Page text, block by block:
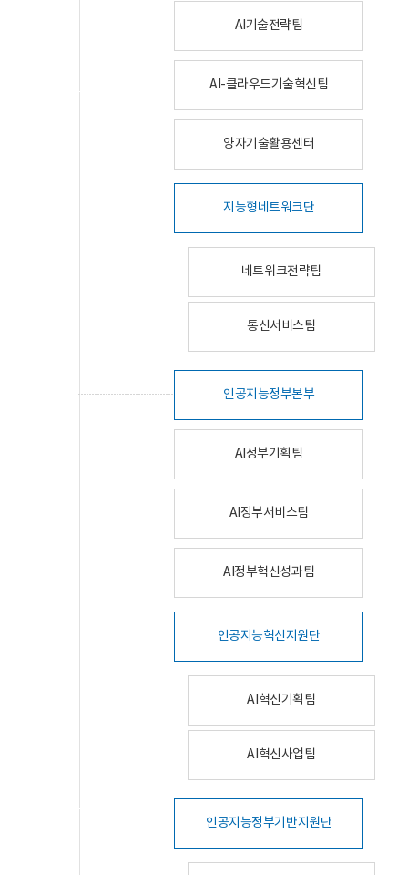
AI기술전략팀
AI-클라우드기술혁신팀
양자기술활용센터
지능형네트워크단
네트워크전략팀
통신서비스팀
인공지능정부본부
AI정부기획팀
AI정부서비스팀
AI정부혁신성과팀
인공지능혁신지원단
AI혁신기획팀
AI혁신사업팀
인공지능정부기반지원단